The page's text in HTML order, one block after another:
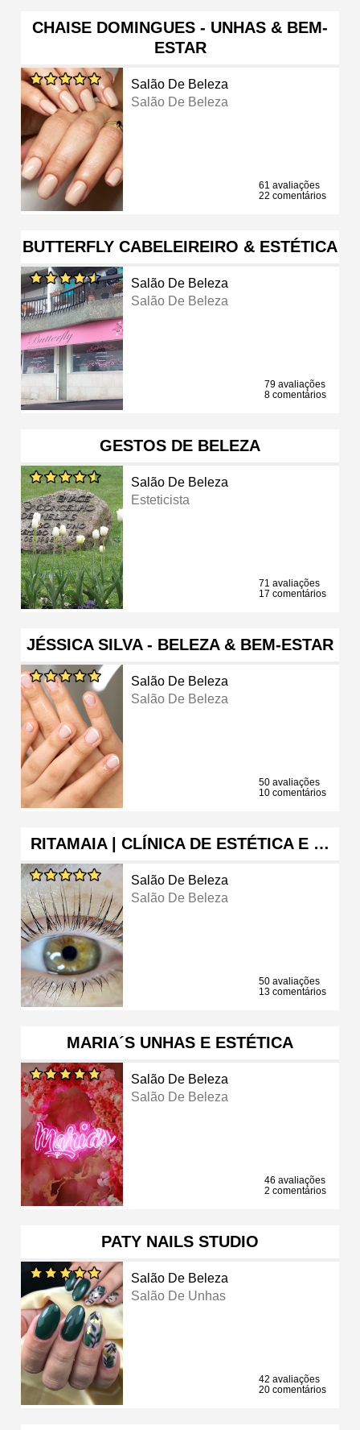
CHAISE DOMINGUES - UNHAS & BEM-
ESTAR
Salão De Beleza
Salão De Beleza
61 avaliações
22 comentários
BUTTERFLY CABELEIREIRO & ESTÉTICA
Salão De Beleza
Salão De Beleza
79 avaliações
8 comentários
GESTOS DE BELEZA
Salão De Beleza
Esteticista
71 avaliações
17 comentários
JÉSSICA SILVA - BELEZA & BEM-ESTAR
Salão De Beleza
Salão De Beleza
50 avaliações
10 comentários
RITAMAIA | CLÍNICA DE ESTÉTICA E …
Salão De Beleza
Salão De Beleza
50 avaliações
13 comentários
MARIA´S UNHAS E ESTÉTICA
Salão De Beleza
Salão De Beleza
46 avaliações
2 comentários
PATY NAILS STUDIO
Salão De Beleza
Salão De Unhas
42 avaliações
20 comentários